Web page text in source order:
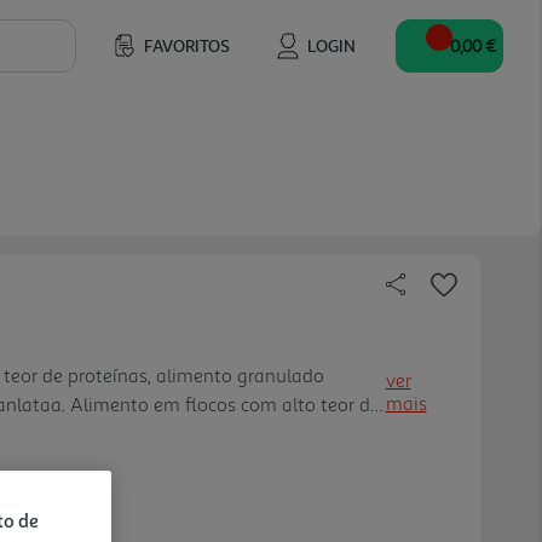
FAVORITOS LOGIN 0,00 €
de proteínas, alimento granulado
Alimento em flocos com alto teor de
peixes. Presente no alimento, o corante
ver
mais
de